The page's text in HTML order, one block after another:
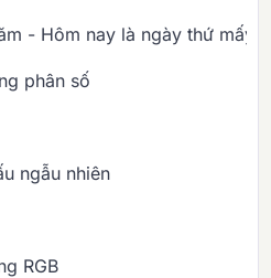
- Hôm nay là ngày thứ mấy
phân số
ngẫu nhiên
RGB